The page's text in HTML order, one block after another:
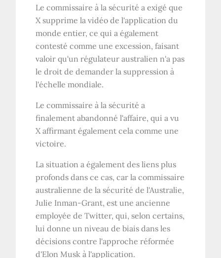
Le commissaire à la sécurité a exigé que
X supprime la vidéo de l'application du
monde entier, ce qui a également
contesté comme une excession, faisant
valoir qu'un régulateur australien n'a pas
le droit de demander la suppression à
l'échelle mondiale.
Le commissaire à la sécurité a
finalement abandonné l'affaire, qui a vu
X affirmant également cela comme une
victoire.
La situation a également des liens plus
profonds dans ce cas, car la commissaire
australienne de la sécurité de l'Australie,
Julie Inman-Grant, est une ancienne
employée de Twitter, qui, selon certains,
lui donne un niveau de biais dans les
décisions contre l'approche réformée
d'Elon Musk à l'application.